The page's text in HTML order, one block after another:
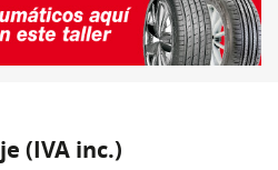
(IVA inc.)